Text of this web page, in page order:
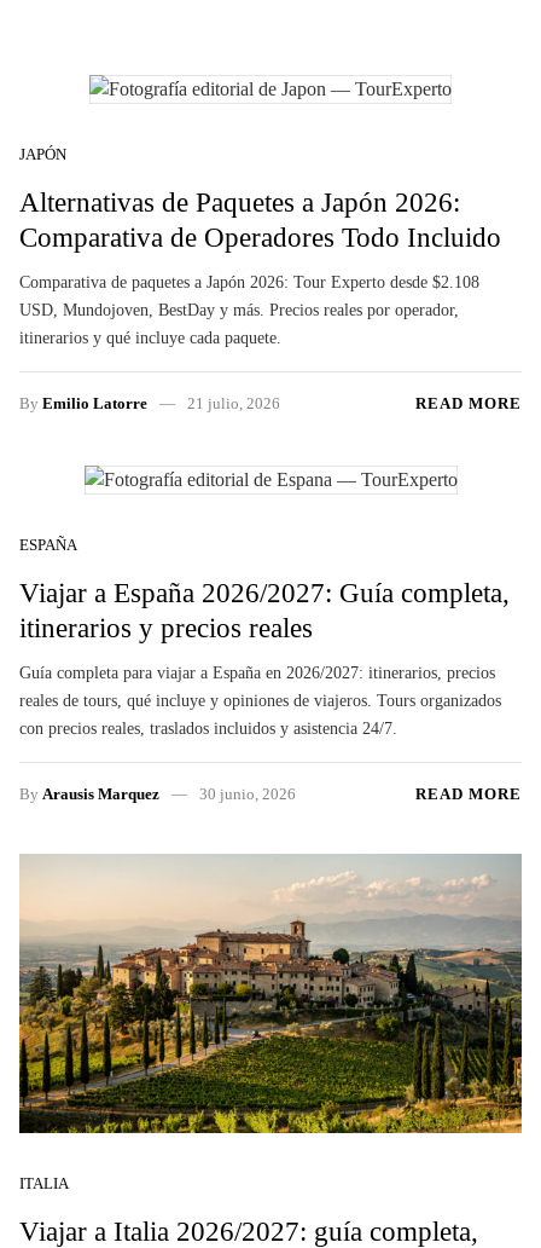
JAPÓN
Alternativas de Paquetes a Japón 2026:
Comparativa de Operadores Todo Incluido
Comparativa de paquetes a Japón 2026: Tour Experto desde $2.108
USD, Mundojoven, BestDay y más. Precios reales por operador,
itinerarios y qué incluye cada paquete.
By Emilio Latorre 21 julio, 2026 READ MORE
ESPAÑA
Viajar a España 2026/2027: Guía completa,
itinerarios y precios reales
Guía completa para viajar a España en 2026/2027: itinerarios, precios
reales de tours, qué incluye y opiniones de viajeros. Tours organizados
con precios reales, traslados incluidos y asistencia 24/7.
By Arausis Marquez 30 junio, 2026 READ MORE
ITALIA
Viajar a Italia 2026/2027: guía completa,